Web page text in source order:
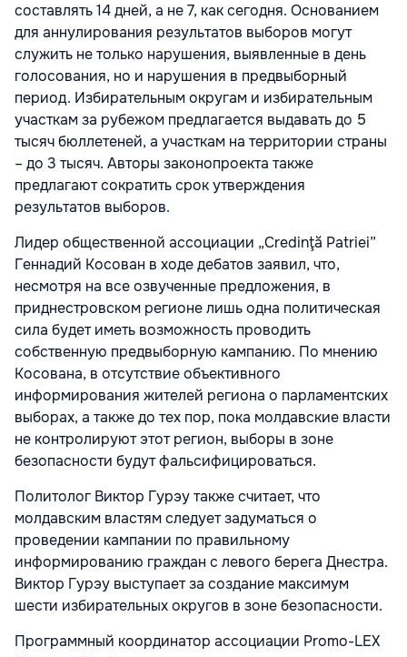
составлять 14 дней, а не 7, как сегодня. Основанием
для аннулирования результатов выборов могут
служить не только нарушения, выявленные в день
голосования, но и нарушения в предвыборный
период. Избирательным округам и избирательным
участкам за рубежом предлагается выдавать до 5
тысяч бюллетеней, а участкам на территории страны
– до 3 тысяч. Авторы законопроекта также
предлагают сократить срок утверждения
результатов выборов.
Лидер общественной ассоциации „Credinţă Patriei”
Геннадий Косован в ходе дебатов заявил, что,
несмотря на все озвученные предложения, в
приднестровском регионе лишь одна политическая
сила будет иметь возможность проводить
собственную предвыборную кампанию. По мнению
Косована, в отсутствие объективного
информирования жителей региона о парламентских
выборах, а также до тех пор, пока молдавские власти
не контролируют этот регион, выборы в зоне
безопасности будут фальсифицироваться.
Политолог Виктор Гурэу также считает, что
молдавским властям следует задуматься о
проведении кампании по правильному
информированию граждан с левого берега Днестра.
Виктор Гурэу выступает за создание максимум
шести избирательных округов в зоне безопасности.
Программный координатор ассоциации Promo-LEX